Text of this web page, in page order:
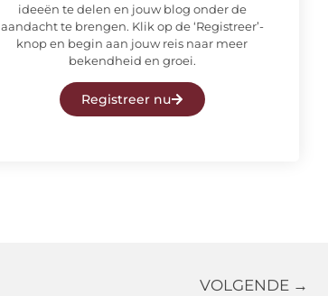
ideeën te delen en jouw blog onder de
aandacht te brengen. Klik op de ‘Registreer’-
knop en begin aan jouw reis naar meer
bekendheid en groei.
Registreer nu
VOLGENDE →